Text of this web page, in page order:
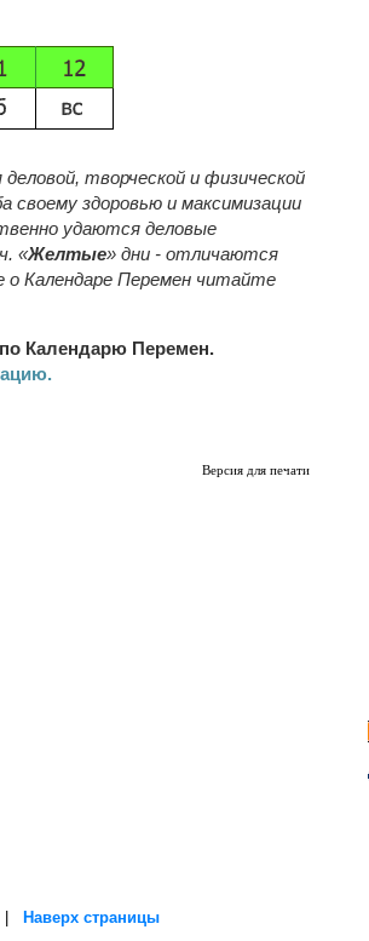
деловой, творческой и физической
своему здоровью и максимизации
удаются деловые
«Желтые» дни - отличаются
о Календаре Перемен читайте
Календарю Перемен.
Версия для печати
Наверх страницы